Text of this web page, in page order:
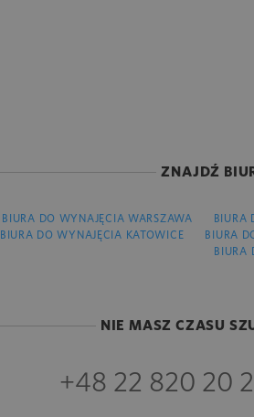
ZNAJDŹ
BIURA DO WYNAJĘCIA WARSZAWA BIURA
BIURA DO WYNAJĘCIA KATOWICE
BIURA
BIURA
NIE MASZ CZASU
+48 22 820 20